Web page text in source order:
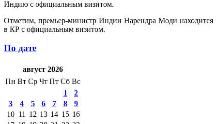
Индию с официальным визитом.
Отметим, премьер-министр Индии Нарендра Моди находится
в КР с официальным визитом.
По дате
август 2026
Пн Вт Ср Чт Пт Сб Вс
1
2
3
4 5 6 7 8
9
10 11 12 13 14 15 16